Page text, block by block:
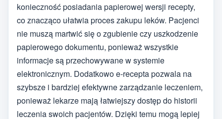
konieczność posiadania papierowej wersji recepty,
co znacząco ułatwia proces zakupu leków. Pacjenci
nie muszą martwić się o zgubienie czy uszkodzenie
papierowego dokumentu, ponieważ wszystkie
informacje są przechowywane w systemie
elektronicznym. Dodatkowo e-recepta pozwala na
szybsze i bardziej efektywne zarządzanie leczeniem,
ponieważ lekarze mają łatwiejszy dostęp do historii
leczenia swoich pacjentów. Dzięki temu mogą lepiej